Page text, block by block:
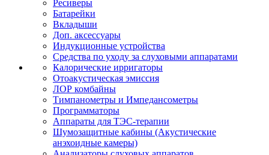
Ресиверы
Батарейки
Вкладыши
Доп. аксессуары
Индукционные устройства
Средства по уходу за слуховыми аппаратами
Калорические ирригаторы
Отоакустическая эмиссия
ЛОР комбайны
Тимпанометры и Импедансометры
Программаторы
Аппараты для ТЭС-терапии
Шумозащитные кабины (Акустические
анэхоидные камеры)